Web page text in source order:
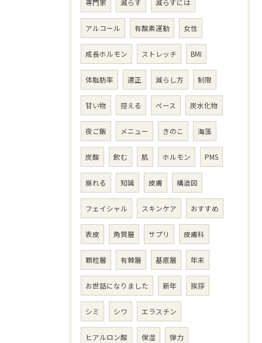
専門家 減らす 減らすには
アルコール 有酸素運動 女性
成長ホルモン ストレッチ BMI
体脂肪率 適正 減らし方 制限
甘い物 控える ペース 炭水化物
夜ご飯 メニュー きのこ 海藻
炭酸 飲む 肌 ホルモン PMS
崩れる 知識 皮膚 構造図
フェイシャル スキンケア おすすめ
表皮 角質層 サプリ 皮膚科
顆粒層 有棘層 基底層 年末
お世話になりました 新年 挨拶
シミ シワ エラスチン
ヒアルロン酸 保湿 弾力